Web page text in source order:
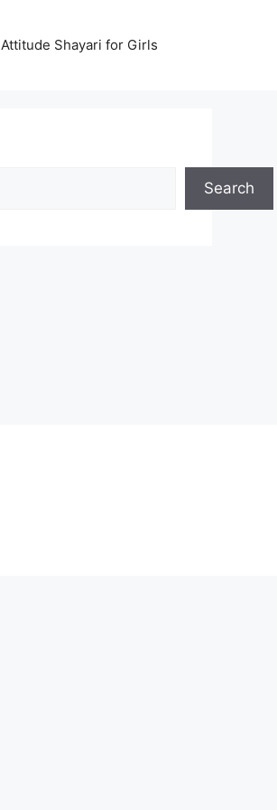
Attitude Shayari for Girls
Search